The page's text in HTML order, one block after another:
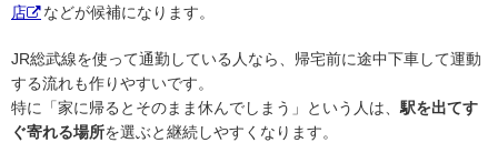
店
などが候補になります。
JR総武線を使って通勤している人なら、帰宅前に途中下車して運動
する流れも作りやすいです。
特に「家に帰るとそのまま休んでしまう」という人は、駅を出てす
ぐ寄れる場所を選ぶと継続しやすくなります。